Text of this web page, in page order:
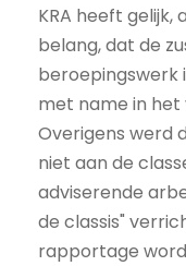
KRA heeft gelijk,
belang, dat de
beroepingswerk
met name in het
Overigens werd
niet aan de
adviserende
de classis"
rapportage